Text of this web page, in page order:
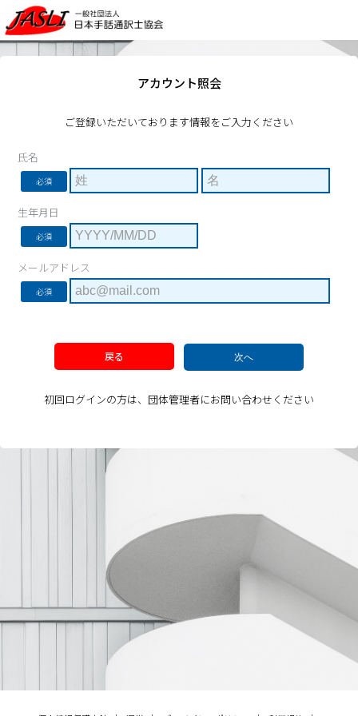
アカウント照会
ご登録いただいております情報をご入力ください
氏名
必須
生年月日
必須
メールアドレス
必須
戻る 次へ
初回ログインの方は、団体管理者にお問い合わせください